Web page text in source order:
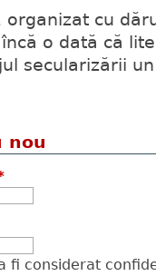
organizat cu
o dată că
secularizării
nou
fi considerat